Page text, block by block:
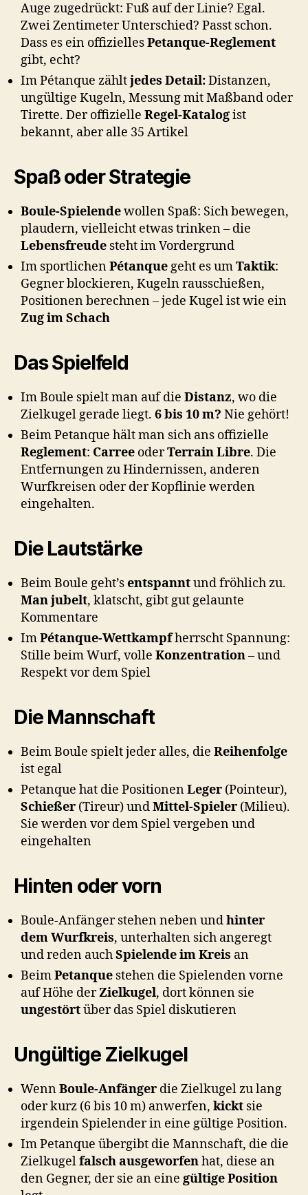
Auge zugedrückt: Fuß auf der Linie? Egal.
Zwei Zentimeter Unterschied? Passt schon.
Dass es ein offiziellesPetanque-Reglement
gibt, echt?
Im Pétanque zähltjedes Detail:Distanzen,
ungültige Kugeln, Messung mit Maßband oder
Tirette. Der offizielle Regel-Katalogist
bekannt, aber alle 35 Artikel
Spaß oder Strategie
Boule-Spielendewollen Spaß: Sich bewegen,
plaudern, vielleicht etwas trinken – die
Lebensfreude steht im Vordergrund
Im sportlichenPétanquegeht es umTaktik:
Gegner blockieren, Kugeln rausschießen,
Positionen berechnen – jede Kugel ist wie ein
Zug im Schach
Das Spielfeld
Im Boule spielt man auf die Distanz, wo die
Zielkugel gerade liegt. 6 bis 10 m? Nie gehört!
Beim Petanque hält man sich ans offizielle
Reglement: Carree oderTerrain Libre. Die
Entfernungen zu Hindernissen, anderen
Wurfkreisen oder der Kopflinie werden
eingehalten.
Die Lautstärke
Beim Boule geht’sentspanntund fröhlich zu.
Man jubelt, klatscht, gibt gut gelaunte
Kommentare
ImPétanque-Wettkampfherrscht Spannung:
Stille beim Wurf, volle Konzentration– und
Respekt vor dem Spiel
Die Mannschaft
Beim Boule spielt jeder alles, die Reihenfolge
ist egal
Petanque hat die PositionenLeger (Pointeur),
Schießer (Tireur) undMittel-Spieler (Milieu).
Sie werden vor dem Spiel vergeben und
eingehalten
Hinten oder vorn
Boule-Anfänger stehen neben undhinter
dem Wurfkreis, unterhalten sich angeregt
und reden auchSpielende im Kreis an
BeimPetanque stehen die Spielenden vorne
auf Höhe derZielkugel, dort können sie
ungestörtüber das Spiel diskutieren
Ungültige Zielkugel
WennBoule-Anfänger die Zielkugel zu lang
oder kurz (6 bis 10 m) anwerfen, kickt sie
irgendein Spielender in eine gültige Position.
Im Petanque übergibt die Mannschaft, die die
Zielkugelfalsch ausgeworfenhat, diese an
den Gegner, der sie an eine gültige Position